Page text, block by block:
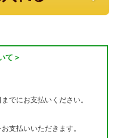
て＞
でにお支払いください。
支払いいただきます。